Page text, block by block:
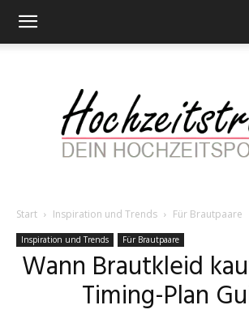
–
Start Inspiration und Trends Für Brautpaare
Inspiration und Trends Für Brautpaare
Wann Brautkleid
Timing-Plan